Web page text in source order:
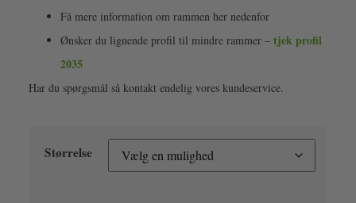
Få mere information om rammen her nedenfor
Ønsker du lignende profil til mindre rammer – tjek profil
2035
Har du spørgsmål så kontakt endelig vores kundeservice.
Størrelse